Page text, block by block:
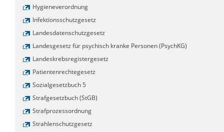
Hygieneverordnung
Infektionsschutzgesetz
Landesdatenschutzgesetz
Landesgesetz für psychisch kranke Personen (PsychKG)
Landeskrebsregistergesetz
Patientenrechtegesetz
Sozialgesetzbuch 5
Strafgesetzbuch (StGB)
Strafprozessordnung
Strahlenschutzgesetz